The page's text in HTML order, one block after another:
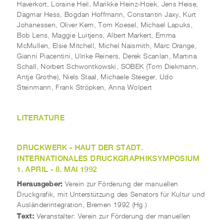
Haverkort, Loraine Heil, Marikke Heinz-Hoek, Jens Heise,
Dagmar Hess, Bogdan Hoffmann, Constantin Jaxy, Kurt
Johanessen, Oliver Kern, Tom Koesel, Michael Lapuks,
Bob Lens, Maggie Luitjens, Albert Markert, Emma
McMullen, Elsie Mitchell, Michel Naismith, Marc Orange,
Gianni Piacentini, Ulrike Reiners, Derek Scanlan, Martina
Schall, Norbert Schwontkowski, SOBEK (Tom Diekmann,
Antje Grothe), Niels Staal, Michaele Steeger, Udo
Steinmann, Frank Ströpken, Anna Wolpert
LITERATURE
DRUCKWERK - HAUT DER STADT.
INTERNATIONALES DRUCKGRAPHIKSYMPOSIUM
1. APRIL - 8. MAI 1992
Herausgeber: Verein zur Förderung der manuellen
Druckgrafik, mit Unterstützung des Senators für Kultur und
Ausländerintegration, Bremen 1992 (Hg.)
Text: Veranstalter: Verein zur Förderung der manuellen